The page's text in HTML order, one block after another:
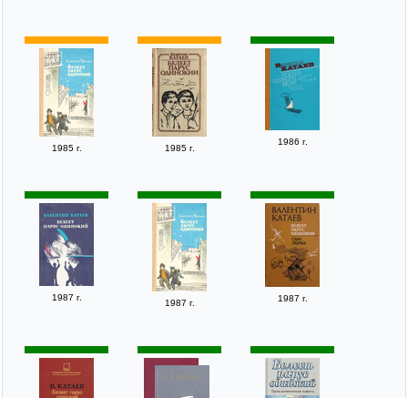
1985 г. 1985 г.
1986 г.
1987 г.
1987 г. 1987 г.